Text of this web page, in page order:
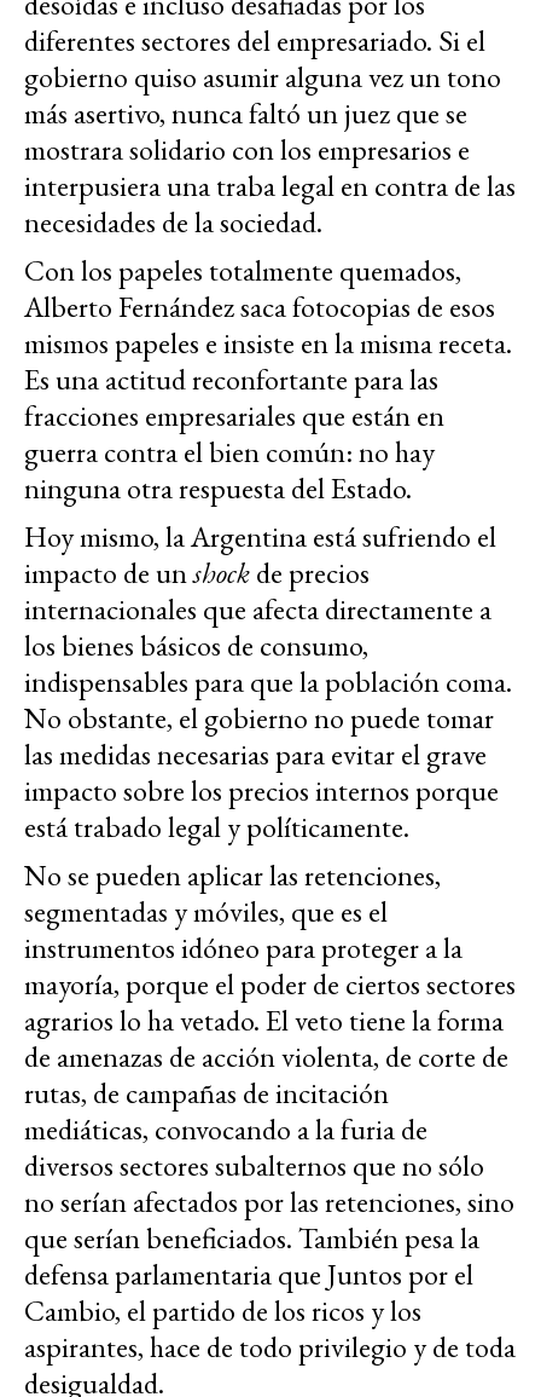
diferentes sectores del empresariado. Si el
gobierno quiso asumir alguna vez un tono
más asertivo, nunca faltó un juez que se
mostrara solidario con los empresarios e
interpusiera una traba legal en contra de las
necesidades de la sociedad.
Con los papeles totalmente quemados,
Alberto Fernández saca fotocopias de esos
mismos papeles e insiste en la misma receta.
Es una actitud reconfortante para las
fracciones empresariales que están en
guerra contra el bien común: no hay
ninguna otra respuesta del Estado.
Hoy mismo, la Argentina está sufriendo el
impacto de unshockde precios
internacionales que afecta directamente a
los bienes básicos de consumo,
indispensables para que la población coma.
No obstante, el gobierno no puede tomar
las medidas necesarias para evitar el grave
impacto sobre los precios internos porque
está trabado legal y políticamente.
No se pueden aplicar las retenciones,
segmentadas y móviles, que es el
instrumentos idóneo para proteger a la
mayoría, porque el poder de ciertos sectores
agrarios lo ha vetado. El veto tiene la forma
de amenazas de acción violenta, de corte de
rutas, de campañas de incitación
mediáticas, convocando a la furia de
diversos sectores subalternos que no sólo
no serían afectados por las retenciones, sino
que serían beneficiados. También pesa la
defensa parlamentaria que Juntos por el
Cambio, el partido de los ricos y los
aspirantes, hace de todo privilegio y de toda
desigualdad.